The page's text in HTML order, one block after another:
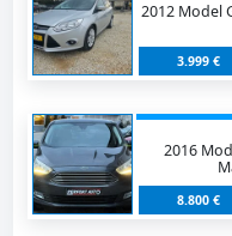
2012 Model
3.999 €
2016
8.800 €